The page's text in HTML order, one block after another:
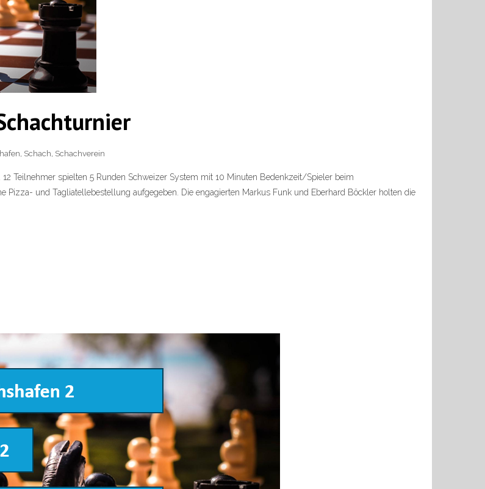
, Schach, Schachverein
Teilnehmer spielten 5 Runden Schweizer System mit 10 Minuten Bedenkzeit/Spieler beim
Pizza- und Tagliatellebestellung aufgegeben. Die engagierten Markus Funk und Eberhard Böckler holten die